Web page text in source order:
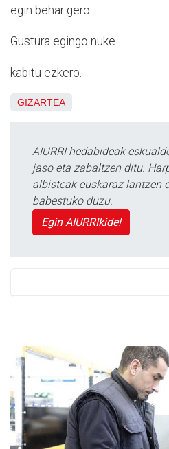
egin behar gero.
Gustura egingo nuke
kabitu ezkero.
GIZARTEA
AIURRI hedabideak
jaso eta zabaltzen ditu.
albisteak euskaraz lantzen
babestuko duzu.
Egin AIURRIkide!